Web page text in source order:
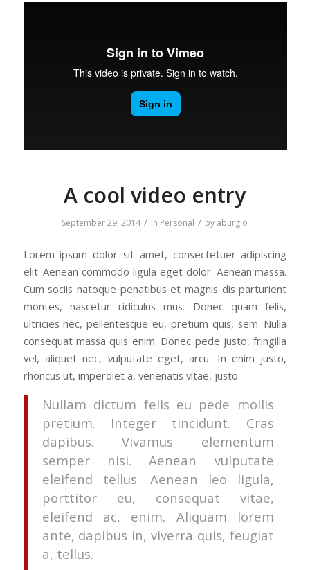
A cool video entry
September 29, 2014 / in Personal / by aburgio
Lorem ipsum dolor sit amet, consectetuer adipiscing
elit. Aenean commodo ligula eget dolor. Aenean massa.
Cum sociis natoque penatibus et magnis dis parturient
montes, nascetur ridiculus mus. Donec quam felis,
ultricies nec, pellentesque eu, pretium quis, sem. Nulla
consequat massa quis enim. Donec pede justo, fringilla
vel, aliquet nec, vulputate eget, arcu. In enim justo,
rhoncus ut, imperdiet a, venenatis vitae, justo.
Nullam dictum felis eu pede mollis
pretium. Integer tincidunt. Cras
dapibus. Vivamus elementum
semper nisi. Aenean vulputate
eleifend tellus. Aenean leo ligula,
porttitor eu, consequat vitae,
eleifend ac, enim. Aliquam lorem
ante, dapibus in, viverra quis, feugiat
a, tellus.